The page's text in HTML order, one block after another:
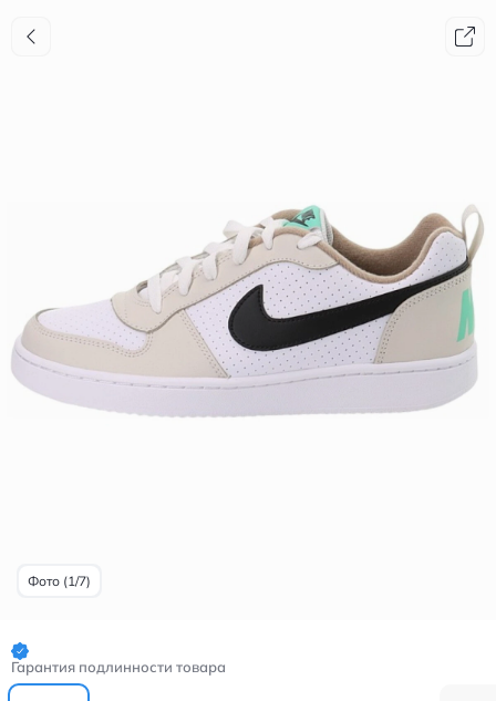
Фото (1/7)
Гарантия подлинности товара